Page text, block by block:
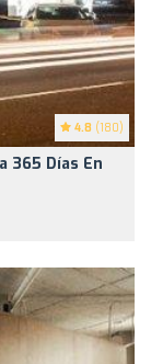
4.8 (180)
365 Días En